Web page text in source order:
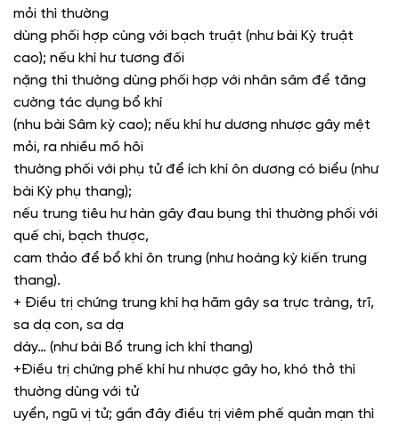
mỏi thì thường
dùng phối hợp cùng với bạch truật (như bài Kỳ truật
cao); nếu khí hư tương đối
nặng thì thường dùng phối hợp với nhân sâm để tăng
cường tác dụng bổ khí
(nhu bài Sâm kỳ cao); nếu khí hư dương nhược gây mệt
mỏi, ra nhiều mồ hôi
thường phối với phụ tử để ích khí ôn dương có biểu (như
bài Kỳ phụ thang);
nếu trung tiêu hư hàn gây đau bụng thì thường phối với
quế chi, bạch thược,
cam thảo để bổ khí ôn trung (như hoàng kỳ kiến trung
thang).
+ Điều trị chứng trung khí hạ hãm gây sa trực tràng, trĩ,
sa dạ con, sa dạ
dày… (như bài Bổ trung ích khí thang)
+Điều trị chứng phế khí hư nhược gây ho, khó thở thì
thường dùng với tử
uyển, ngũ vị tử; gần đây điều trị viêm phế quản mạn thì